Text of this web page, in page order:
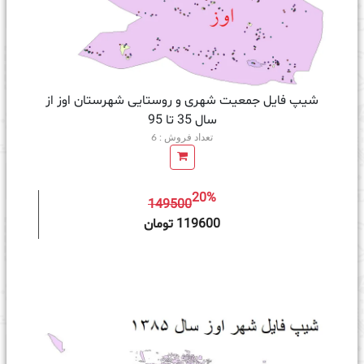
شیپ فایل جمعیت شهری و روستایی شهرستان اوز از
سال 35 تا 95
تعداد فروش : 6
14950020%
119600 تومان